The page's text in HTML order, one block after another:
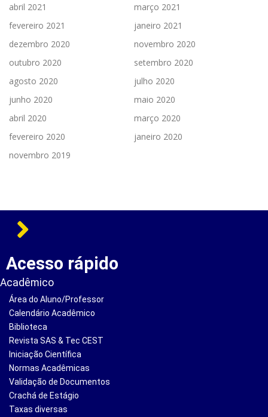
abril 2021
março 2021
fevereiro 2021
janeiro 2021
dezembro 2020
novembro 2020
outubro 2020
setembro 2020
agosto 2020
julho 2020
junho 2020
maio 2020
abril 2020
março 2020
fevereiro 2020
janeiro 2020
novembro 2019
Acesso rápido
Acadêmico
Área do Aluno/Professor
Calendário Acadêmico
Biblioteca
Revista SAS & Tec CEST
Iniciação Científica
Normas Acadêmicas
Validação de Documentos
Crachá de Estágio
Taxas diversas